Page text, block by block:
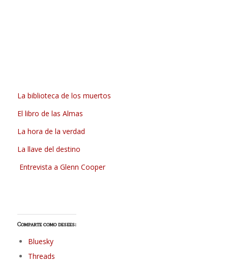
La biblioteca de los muertos
El libro de las Almas
La hora de la verdad
La llave del destino
Entrevista a Glenn Cooper
Comparte como desees:
Bluesky
Threads